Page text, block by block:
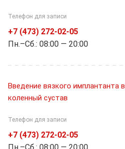
Телефон для записи
+7 (473) 272-02-05
Пн.–Cб.: 08:00 — 20:00
Введение вязкого имплантанта в
коленный сустав
Телефон для записи
+7 (473) 272-02-05